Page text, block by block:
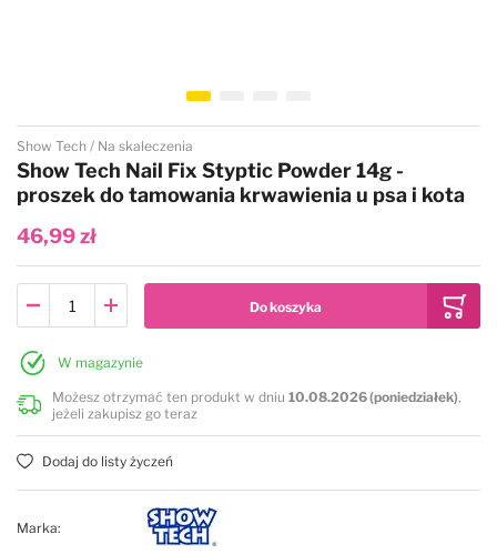
Nawilżające i regenerujące
Przeciw insektom
Sierść biała, jasna
Sierść brązowa, ruda, złota
Sierść czarna, ciemna
Sierść długa
Sierść kręcona, wełnista
Sierść krótka
Sierść kręcona, wełnista
Ułatwiające rozczesywanie
Uniwersalne
Zwiększające objętość
Bio-Groom
Chris Christensen
Cowboy Magic
Double K
Diamex
Przejdź na początek galerii
Show Tech Na skaleczenia
Show Tech Nail Fix Styptic Powder 14g -
proszek do tamowania krwawienia u psa i kota
46,99 zł
W magazynie
Możesz otrzymać ten produkt w dniu10.08.2026 (poniedziałek),
jeżeli zakupisz go teraz
Dodaj do listy życzeń
Marka: